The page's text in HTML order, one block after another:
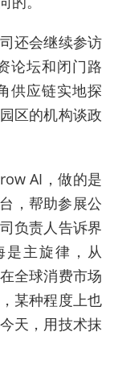
还会继续参访
论坛和闭门路
供应链实地探
区的机构谈政
AI，做的是
台，帮助参展公
负责人告诉界
是主旋律，从
全球消费市场
某种程度上也
天，用技术抹